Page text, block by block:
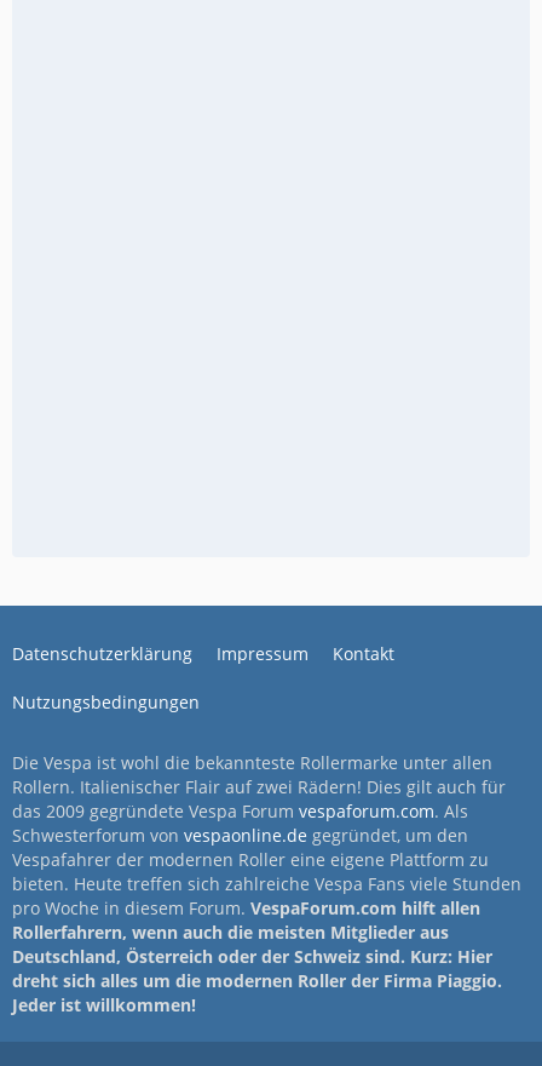
Datenschutzerklärung Impressum Kontakt
Nutzungsbedingungen
Die Vespa ist wohl die bekannteste Rollermarke unter allen
Rollern. Italienischer Flair auf zwei Rädern! Dies gilt auch für
das 2009 gegründete Vespa Forum vespaforum.com. Als
Schwesterforum von vespaonline.de gegründet, um den
Vespafahrer der modernen Roller eine eigene Plattform zu
bieten. Heute treffen sich zahlreiche Vespa Fans viele Stunden
pro Woche in diesem Forum. VespaForum.com hilft allen
Rollerfahrern, wenn auch die meisten Mitglieder aus
Deutschland, Österreich oder der Schweiz sind. Kurz: Hier
dreht sich alles um die modernen Roller der Firma Piaggio.
Jeder ist willkommen!